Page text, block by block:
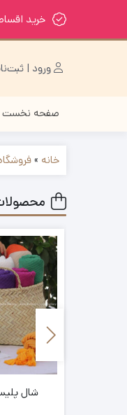
خرید
ورود |
صفحه نخست
خانه »
شال پلیسه